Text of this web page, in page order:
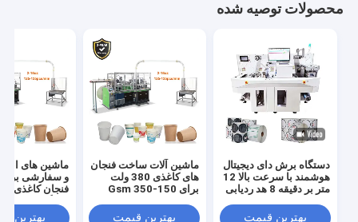
محصولات توصیه شده
دستگاه برش دای دیجیتال
هوشمند با سرعت بالا 12
متر بر دقیقه 8 هد ردیابی
برچسب چند منظوره
بهترین قیمت
ماشین آلات ساخت فنجان
های کاغذی 380 ولت
برای 150-350 Gsm
بهترین قیمت
ماشین های
و سفارشی برای
150 پی سی / دقیقه
بهترین